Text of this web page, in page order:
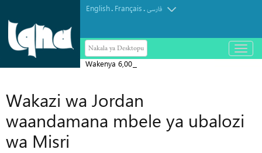
English. Français.فارسی
Nakala ya Desktopu
باز
و
Wakenya 6,000 kushiriki katika Ibada
Wakazi wa Jordan
waandamana mbele ya ubalozi
wa Misri